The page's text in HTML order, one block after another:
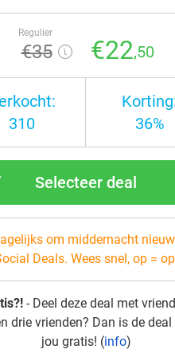
Regulier
€35 €22,50
310
36%
Selecteer deal
om middernacht
Deals. Wees snel, op =
- Deel deze deal met
drie vrienden? Dan is de
jou gratis! (info)